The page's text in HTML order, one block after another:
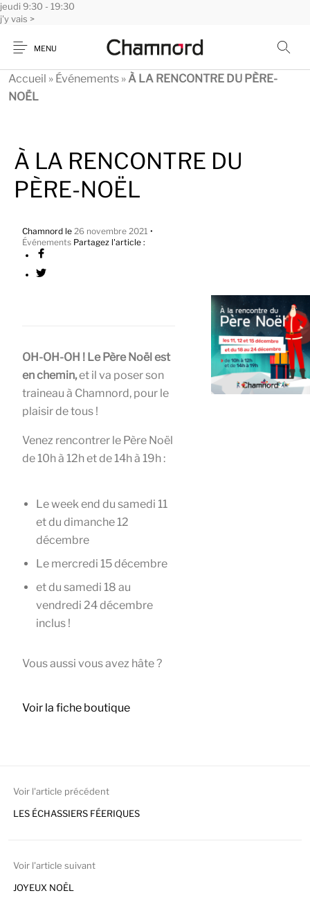
jeudi 9:30 - 19:30
j'y vais >
MENU
Accueil » Événements »À LA RENCONTRE DU PÈRE-
NOËL
À LA RENCONTRE DU
PÈRE-NOËL
Chamnord le 26 novembre 2021 •
Événements Partagez l'article :
OH-OH-OH ! Le Père Noël est
en chemin,et il va poser son
traineau à Chamnord, pour le
plaisir de tous !
Venez rencontrer le Père Noël
de 10h à 12h et de 14h à 19h :
Le week end du samedi 11
et du dimanche 12
décembre
Le mercredi 15 décembre
et du samedi 18 au
vendredi 24 décembre
inclus !
Vous aussi vous avez hâte ?
Voir la fiche boutique
Voir l'article précédent
LES ÉCHASSIERS FÉERIQUES
Voir l'article suivant
JOYEUX NOËL
Panneau de gestion des cookies